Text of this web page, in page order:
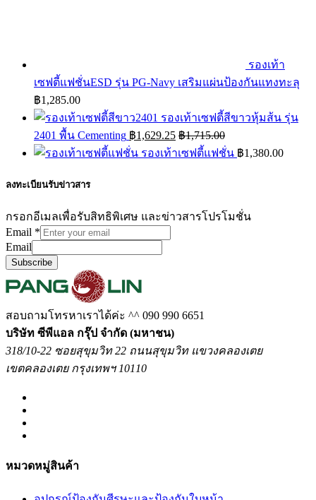
รองเท้า
เซฟตี้แฟชั่นESD รุ่น PG-Navy เสริมแผ่นป้องกันแทงทะลุ
฿1,285.00
รองเท้าเซฟตี้สีขาวหุ้มส้น รุ่น
2401 พื้น Cementing ฿1,629.25 ฿1,715.00
รองเท้าเซฟตี้แฟชั่น ฿1,380.00
ลงทะเบียนรับข่าวสาร
กรอกอีเมลเพื่อรับสิทธิพิเศษ และข่าวสารโปรโมชั่น
Email *
Email
Subscribe
สอบถามโทรหาเราได้ค่ะ ^^ 090 990 6651
บริษัท ซีพีแอล กรุ๊ป จำกัด (มหาชน)
318/10-22 ซอยสุขุมวิท 22 ถนนสุขุมวิท แขวงคลองเตย
เขตคลองเตย กรุงเทพฯ 10110
หมวดหมู่สินค้า